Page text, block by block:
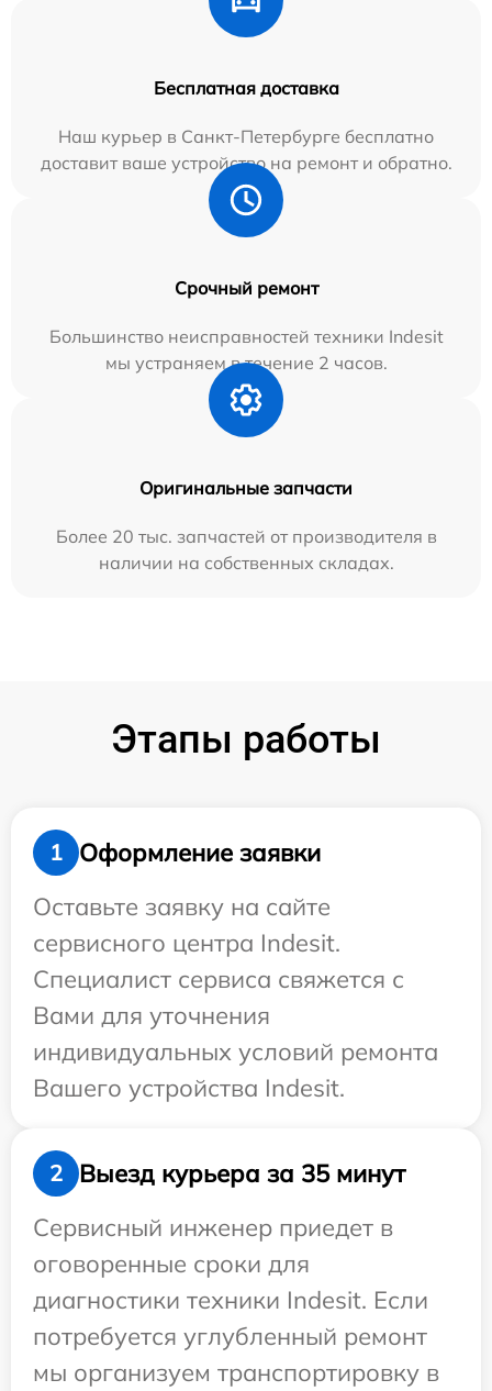
Бесплатная доставка
Наш курьер в Санкт-Петербурге бесплатно
доставит ваше устройство на ремонт и обратно.
Срочный ремонт
Большинство неисправностей техники Indesit
мы устраняем в течение 2 часов.
Оригинальные запчасти
Более 20 тыс. запчастей от производителя в
наличии на собственных складах.
Этапы работы
1
Оформление заявки
Оставьте заявку на сайте
сервисного центра Indesit.
Специалист сервиса свяжется с
Вами для уточнения
индивидуальных условий ремонта
Вашего устройства Indesit.
2
Выезд курьера за 35 минут
Сервисный инженер приедет в
оговоренные сроки для
диагностики техники Indesit. Если
потребуется углубленный ремонт
мы организуем транспортировку в